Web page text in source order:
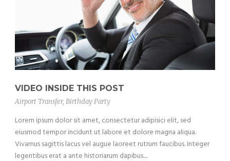
VIDEO INSIDE THIS POST
Airport Transfer, Birthday Party
Lorem ipsum dolor sit amet, consectetur adipisici elit, sed
eiusmod tempor incidunt ut labore et dolore magna aliqua.
Vivamus sagittis lacus vel augue laoreet rutrum faucibus. Integer
legentibus erat a ante historiarum dapibus....